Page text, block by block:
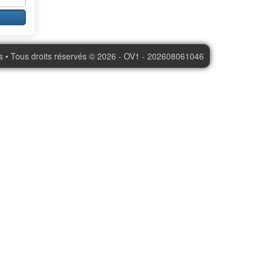
• Tous droits réservés © 2026 - OV1 - 202608061046